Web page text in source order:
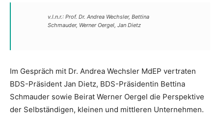
v.l.n.r.: Prof. Dr. Andrea Wechsler, Bettina
Schmauder, Werner Oergel, Jan Dietz
Im Gespräch mit Dr. Andrea Wechsler MdEP vertraten
BDS-Präsident Jan Dietz, BDS-Präsidentin Bettina
Schmauder sowie Beirat Werner Oergel die Perspektive
der Selbständigen, kleinen und mittleren Unternehmen.